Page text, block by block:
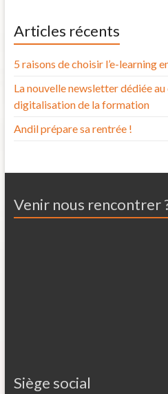
Articles récents
5 raisons de choisir l’e-learning
La nouvelle newsletter dédiée
digitalisation de la formation
Andil prépare sa rentrée !
Venir nous rencontrer
Siège social